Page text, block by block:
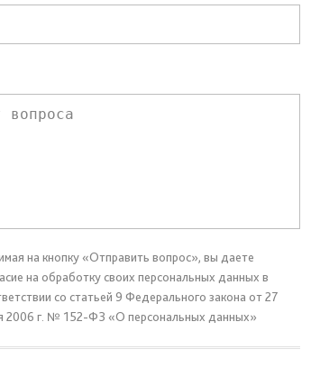
на кнопку «Отправить вопрос», вы даете
на обработку своих персональных данных в
со статьей 9 Федерального закона от 27
2006 г. № 152-ФЗ «О персональных данных»